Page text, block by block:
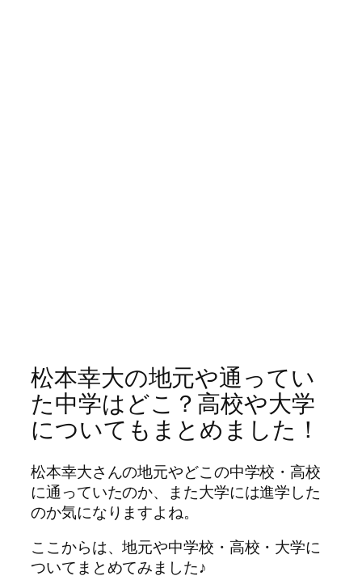
松本幸大の地元や通ってい
た中学はどこ？高校や大学
についてもまとめました！
松本幸大さんの地元やどこの中学校・高校
に通っていたのか、また大学には進学した
のか気になりますよね。
ここからは、地元や中学校・高校・大学に
ついてまとめてみました♪